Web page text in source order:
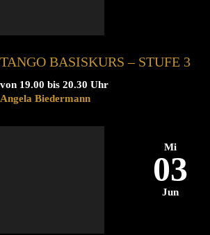
TANGO BASISKURS – STUFE 3
von 19.00 bis 20.30 Uhr
Angela Biedermann
Mi
03
Jun